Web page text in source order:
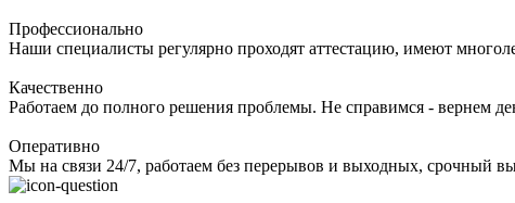
Профессионально
Наши специалисты регулярно проходят аттестацию, имеют
Качественно
Работаем до полного решения проблемы. Не справимся - вернем
Оперативно
Мы на связи 24/7, работаем без перерывов и выходных, срочный